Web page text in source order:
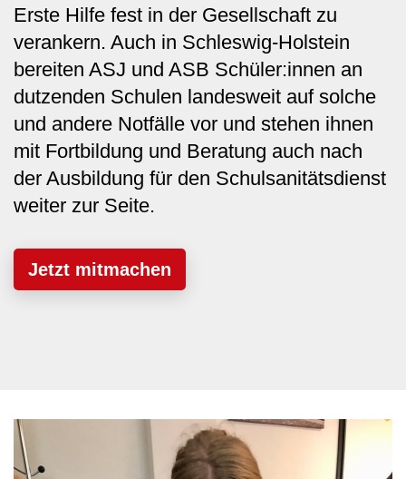
Erste Hilfe fest in der Gesellschaft zu
verankern. Auch in Schleswig-Holstein
bereiten ASJ und ASB Schüler:innen an
dutzenden Schulen landesweit auf solche
und andere Notfälle vor und stehen ihnen
mit Fortbildung und Beratung auch nach
der Ausbildung für den Schulsanitätsdienst
weiter zur Seite.
Jetzt mitmachen